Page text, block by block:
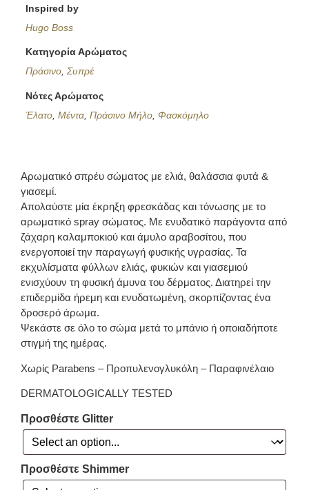
Inspired by
Hugo Boss
Κατηγορία Αρώματος
Πράσινο,Συπρέ
Νότες Αρώματος
Έλατο ,Μέντα ,Πράσινο Μήλο Φασκόμηλο
Αρωματικό σπρέυ σώματος με ελιά, θαλάσσια φυτά &
γιασεμί.
Απολαύστε μία έκρηξη φρεσκάδας και τόνωσης με το
αρωματικό spray σώματος. Με ενυδατικό παράγοντα από
ζάχαρη καλαμποκιού και άμυλο αραβοσίτου, που
ενεργοποιεί την παραγωγή φυσικής υγρασίας. Τα
εκχυλίσματα φύλλων ελιάς, φυκιών και γιασεμιού
ενισχύουν τη φυσική άμυνα του δέρματος. Διατηρεί την
επιδερμίδα ήρεμη και ενυδατωμένη, σκορπίζοντας ένα
δροσερό άρωμα.
Ψεκάστε σε όλο το σώμα μετά το μπάνιο ή οποιαδήποτε
στιγμή της ημέρας.
Χωρίς Parabens – Προπυλενογλυκόλη – Παραφινέλαιο
DERMATOLOGICALLY TESTED
Προσθέστε Glitter
Προσθέστε Shimmer